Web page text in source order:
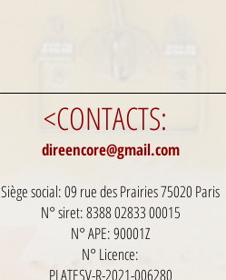
<CONTACTS:
direencore@gmail.com
Siège social: 09 rue des Prairies 75020 Paris
N° siret: 8388 02833 00015
N° APE: 90001Z
N° Licence:
PLATESV-R-2021-006280